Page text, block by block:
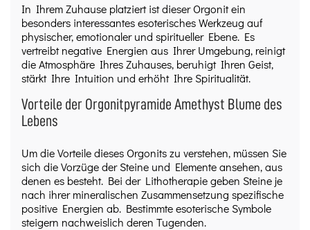
In Ihrem Zuhause platziert ist dieser Orgonit ein
besonders interessantes esoterisches Werkzeug auf
physischer, emotionaler und spiritueller Ebene. Es
vertreibt negative Energien aus Ihrer Umgebung, reinigt
die Atmosphäre Ihres Zuhauses, beruhigt Ihren Geist,
stärkt Ihre Intuition und erhöht Ihre Spiritualität.
Vorteile der Orgonitpyramide Amethyst Blume des
Lebens
Um die Vorteile dieses Orgonits zu verstehen, müssen Sie
sich die Vorzüge der Steine und Elemente ansehen, aus
denen es besteht. Bei der Lithotherapie geben Steine je
nach ihrer mineralischen Zusammensetzung spezifische
positive Energien ab. Bestimmte esoterische Symbole
steigern nachweislich deren Tugenden.